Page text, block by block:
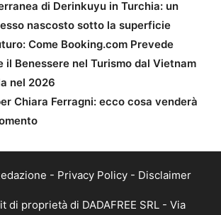
di Derinkuyu in Turchia: un
nascosto sotto la superficie
Come Booking.com Prevede
e il Benessere nel Turismo dal Vietnam
nel 2026
Chiara Ferragni: ecco cosa venderà
- Privacy Policy - Disclaimer
di proprietà di DADAFREE SRL - Via